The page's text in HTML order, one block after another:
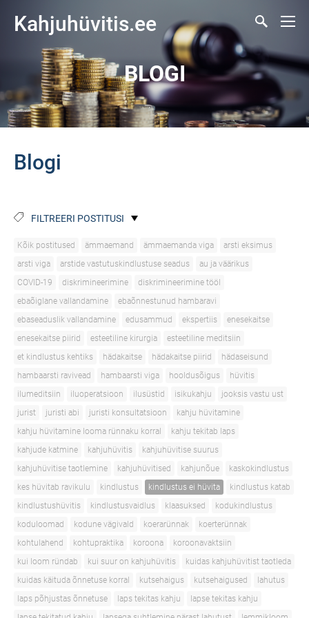
Kahjuhüvitis.ee
BLOGI
Blogi
FILTREERI POSTITUSI
Kõik postitused ämmaemand ämmaemanda viga
arsti eksimus
arsti viga
arstide vastutuskindlustuse seadus
au ja väärikus
COVID-19
diskrimineerimine
diskrimineerimine tööl
ebaõiglane vallandamine
ebaõnnestunud hambaravi
ebaseaduslik vallandamine
edusammud ekspertiis
enesekaitse
enesekaitse piirid
esteetiline kirurgia
esteetiline meditsiin
et kindlustus kehtiks
hädakaitse hädakaitse piirid
hädaseisund
hambaarsti ravivead
hambaarsti viga hooldusõigus
hüvitis
ilumeditsiin
iluoperatsioon ilusüstid isikukahju
jooksis vastu ust
jurist
juristi abi juristi konsultatsioon
kahju hüvitamine
kahju hüvitamine looma rünnaku korral
kahju tekitab laps
kahjude katmine
kahjuhüvitis
kahjuhüvitise suurus
kahjuhüvitise taotlemine
kahjuhüvitised kahjunõue
kaskokindlustus
kes hüvitab ravikulu
kindlustus kindlustus ei hüvita
kindlustus katab
kindlustushüvitis
kindlustusvaidlus klaasuksed
kodukindlustus
koduloomad
kodune vägivald koerarünnak
koerterünnak
kohtulahend
kohtupraktika koroona
koroonavaktsiin
kui loom ründab
kui suur on kahjuhüvitis
kuidas kahjuhüvitist taotleda
kuidas käituda õnnetuse korral
kutsehaigus kutsehaigused
lahutus
laps põhjustas õnnetuse
laps tekitas kahju
lapse tekitas kahju